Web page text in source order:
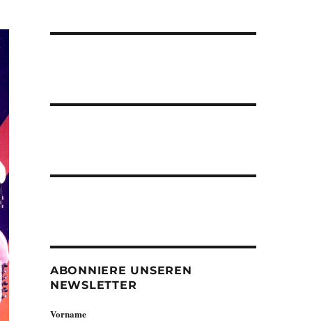
ABONNIERE UNSEREN
NEWSLETTER
Vorname